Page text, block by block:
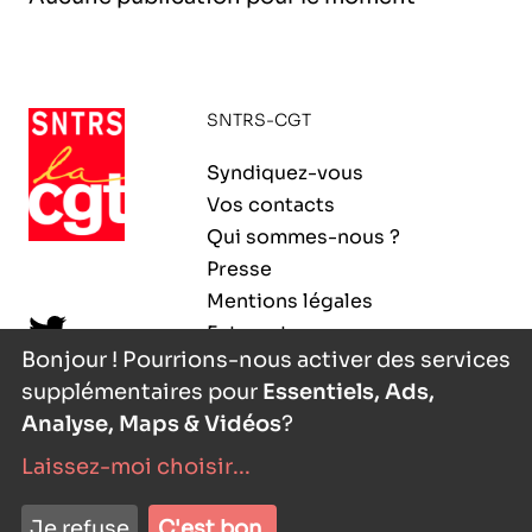
l’exploitation de la mer
SNTRS-CGT
Syndiquez-vous
Vos contacts
Qui sommes-nous ?
Presse
Mentions légales
Extranet
- agence digitale
Bonjour ! Pourrions-nous activer des services
supplémentaires pour Essentiels, Ads,
Analyse, Maps & Vidéos?
Laissez-moi choisir...